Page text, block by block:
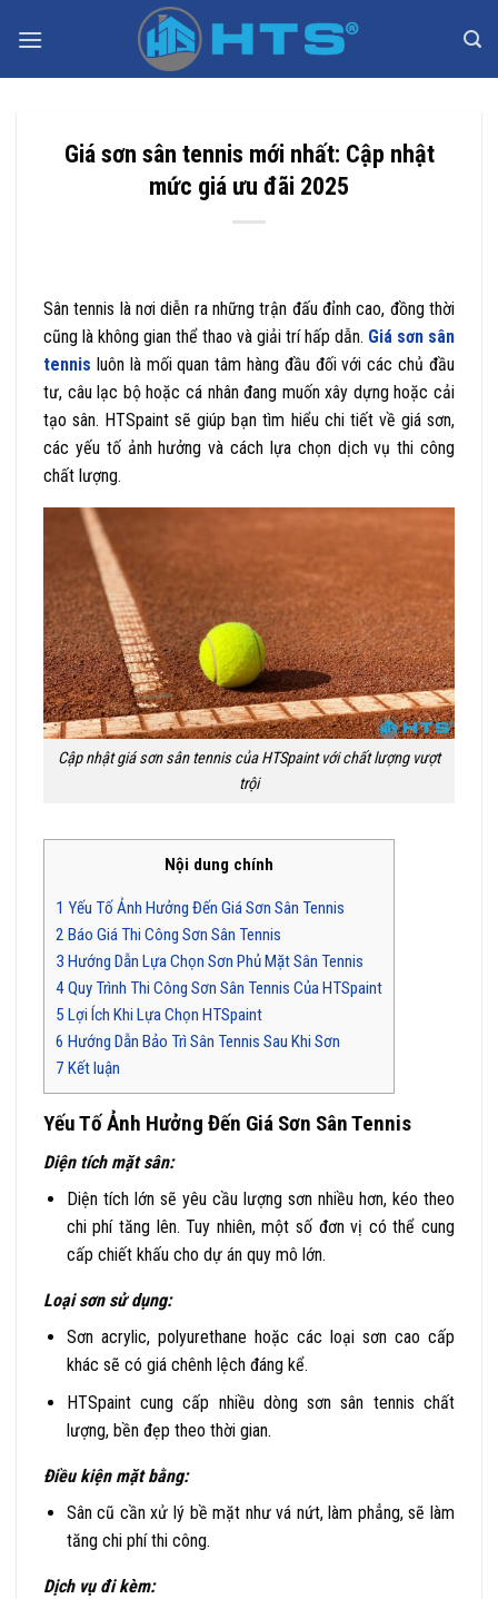
qua
Giá sơn sân tennis mới nhất: Cập nhật
mức giá ưu đãi 2025
Sân tennis là nơi diễn ra những trận đấu đỉnh cao, đồng thời
cũng là không gian thể thao và giải trí hấp dẫn. Giá sơn sân
tennis luôn là mối quan tâm hàng đầu đối với các chủ đầu
tư, câu lạc bộ hoặc cá nhân đang muốn xây dựng hoặc cải
tạo sân. HTSpaint sẽ giúp bạn tìm hiểu chi tiết về giá sơn,
các yếu tố ảnh hưởng và cách lựa chọn dịch vụ thi công
chất lượng.
Cập nhật giá sơn sân tennis của HTSpaint với chất lượng vượt
trội
Nội dung chính
1 Yếu Tố Ảnh Hưởng Đến Giá Sơn Sân Tennis
2 Báo Giá Thi Công Sơn Sân Tennis
3 Hướng Dẫn Lựa Chọn Sơn Phủ Mặt Sân Tennis
4Quy Trình Thi Công Sơn Sân Tennis Của HTSpaint
5 Lợi Ích Khi Lựa Chọn HTSpaint
6 Hướng Dẫn Bảo Trì Sân Tennis Sau Khi Sơn
7 Kết luận
Yếu Tố Ảnh Hưởng Đến Giá Sơn Sân Tennis
Diện tích mặt sân:
Diện tích lớn sẽ yêu cầu lượng sơn nhiều hơn, kéo theo
chi phí tăng lên. Tuy nhiên, một số đơn vị có thể cung
cấp chiết khấu cho dự án quy mô lớn.
Loại sơn sử dụng:
Sơn acrylic, polyurethane hoặc các loại sơn cao cấp
khác sẽ có giá chênh lệch đáng kể.
HTSpaint cung cấp nhiều dòng sơn sân tennis chất
lượng, bền đẹp theo thời gian.
Điều kiện mặt bằng:
Sân cũ cần xử lý bề mặt như vá nứt, làm phẳng, sẽ làm
tăng chi phí thi công.
Dịch vụ đi kèm: